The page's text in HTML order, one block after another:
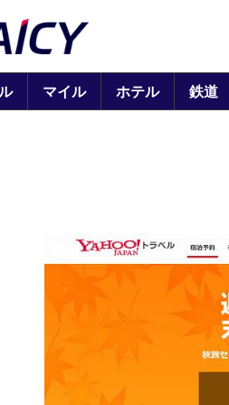
マイル ホテル 鉄道